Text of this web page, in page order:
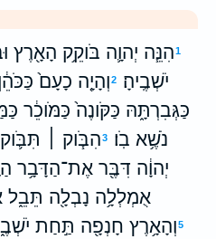
1הִנֵּ֧ה יְהוָ֛ה בֹּוקֵ֥ק הָאָ֖רֶץ
יֹשְׁבֶֽיהָ׃
2וְהָיָ֤ה כָעָם֙
כַּגְּבִרְתָּ֑הּ כַּקֹּונֶה֙ כַּמֹּוכֵ֔ר
נֹשֶׁ֥א בֹֽו׃
3הִבֹּ֧וק ׀
יְהוָ֔ה דִּבֶּ֖ר אֶת־הַדָּבָ֥ר
אֻמְלְלָ֥ה נָבְלָ֖ה תֵּבֵ֑ל
5וְהָאָ֥רֶץ חָנְפָ֖ה תַּ֣חַת